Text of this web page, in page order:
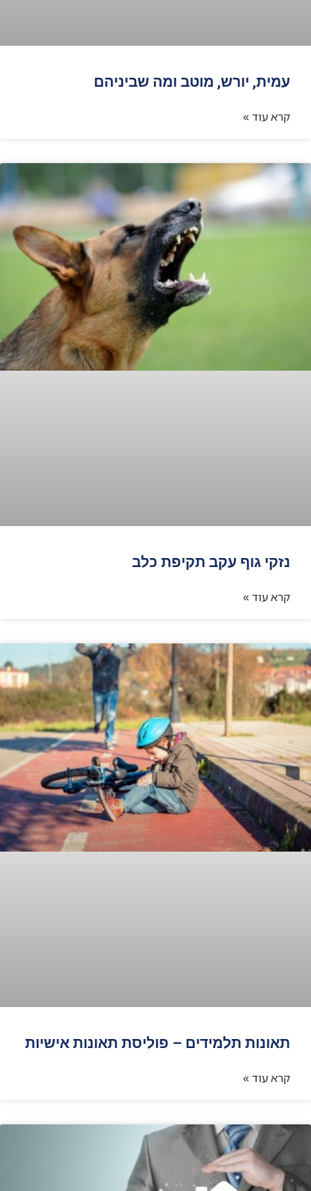
עמית, יורש, מוטב ומה שביניהם
קרא עוד »
נזקי גוף עקב תקיפת כלב
קרא עוד »
תאונות תלמידים – פוליסת תאונות אישיות
קרא עוד »